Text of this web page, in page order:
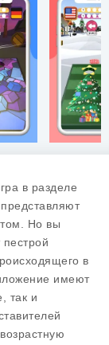
в разделе
Но вы
в
имеют
так и